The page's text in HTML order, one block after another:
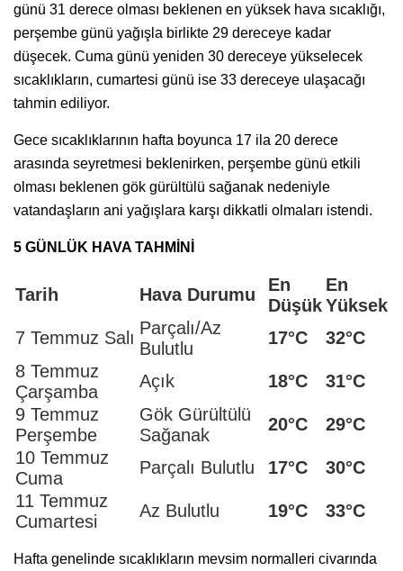
günü 31 derece olması beklenen en yüksek hava sıcaklığı,
perşembe günü yağışla birlikte 29 dereceye kadar
düşecek. Cuma günü yeniden 30 dereceye yükselecek
sıcaklıkların, cumartesi günü ise 33 dereceye ulaşacağı
tahmin ediliyor.
Gece sıcaklıklarının hafta boyunca 17 ila 20 derece
arasında seyretmesi beklenirken, perşembe günü etkili
olması beklenen gök gürültülü sağanak nedeniyle
vatandaşların ani yağışlara karşı dikkatli olmaları istendi.
5 GÜNLÜK HAVA TAHMİNİ
Tarih Hava Durumu
En
Düşük
En
Yüksek
7 Temmuz Salı Parçalı/Az
Bulutlu
17°C
32°C
8 Temmuz
Çarşamba
Açık 18°C
31°C
9 Temmuz
Perşembe
Gök Gürültülü
Sağanak
20°C
29°C
10 Temmuz
Cuma
Parçalı Bulutlu 17°C
30°C
11 Temmuz
Cumartesi
Az Bulutlu 19°C 33°C
Hafta genelinde sıcaklıkların mevsim normalleri civarında